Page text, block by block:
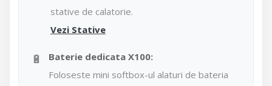
stative de calatorie.
Vezi Stative
🔋
Baterie dedicata X100:
Foloseste mini softbox-ul alaturi de bateria